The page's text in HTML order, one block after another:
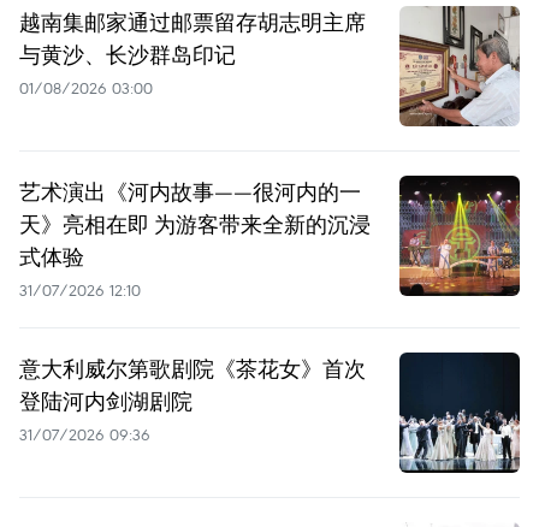
越南集邮家通过邮票留存胡志明主席
与黄沙、长沙群岛印记
01/08/2026 03:00
艺术演出《河内故事——很河内的一
天》亮相在即 为游客带来全新的沉浸
式体验
31/07/2026 12:10
意大利威尔第歌剧院《茶花女》首次
登陆河内剑湖剧院
31/07/2026 09:36